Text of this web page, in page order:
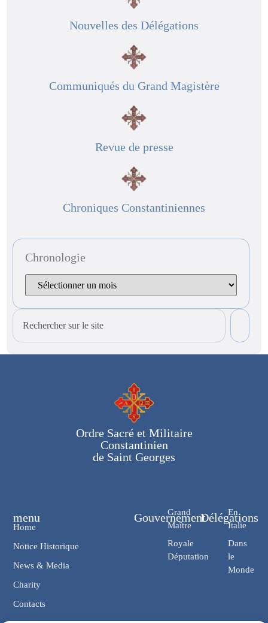
Nouvelles des Délégations
Communiqués du Grand Magistère
Revue de presse
Chroniques Constantiniennes
Chronologie
Ordre Sacré et Militaire
Constantinien
de Saint Georges
Gouvernement
Grand
Maître
Royale
Députation
Délégations
En
Italie
Dans
le
Monde
menu
Home
Notice Historique
News & Media
Charity
Contacts